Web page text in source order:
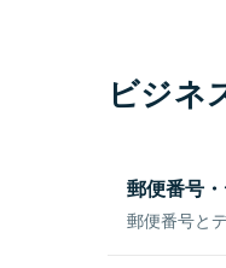
ビジネ
郵便番号
郵便番号と